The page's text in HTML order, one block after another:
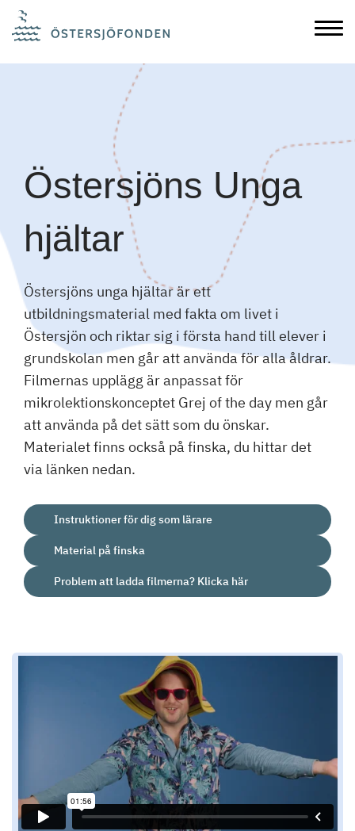
Östersjöns Unga
hjältar
Östersjöns unga hjältar är ett
utbildningsmaterial med fakta om livet i
Östersjön och riktar sig i första hand till elever i
grundskolan men går att använda för alla åldrar.
Filmernas upplägg är anpassat för
mikrolektionskonceptet Grej of the day men går
att använda på det sätt som du önskar.
Materialet finns också på finska, du hittar det
via länken nedan.
Instruktioner för dig som lärare
Material på finska
Problem att ladda filmerna? Klicka här